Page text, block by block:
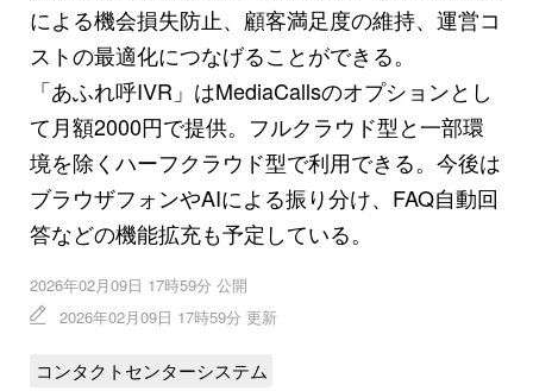
による機会損失防止、顧客満足度の維持、運営コ
ストの最適化につなげることができる。
「あふれ呼IVR」はMediaCallsのオプションとし
て月額2000円で提供。フルクラウド型と一部環
境を除くハーフクラウド型で利用できる。今後は
ブラウザフォンやAIによる振り分け、FAQ自動回
答などの機能拡充も予定している。
2026年02月09日 17時59分 公開
2026年02月09日 17時59分 更新
コンタクトセンターシステム